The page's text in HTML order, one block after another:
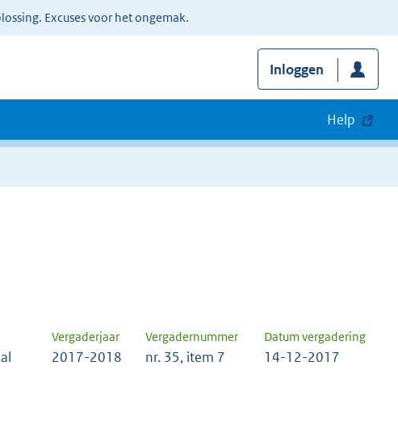
Excuses voor het ongemak.
Inloggen
Help
Vergaderjaar Vergadernummer Datum vergadering
2017-2018 nr. 35, item 7 14-12-2017